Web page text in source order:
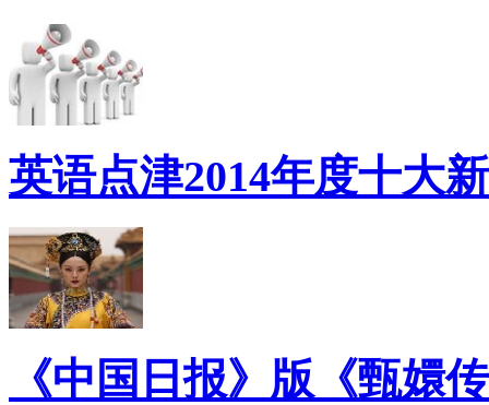
英语点津2014年度十大
《中国日报》版《甄嬛